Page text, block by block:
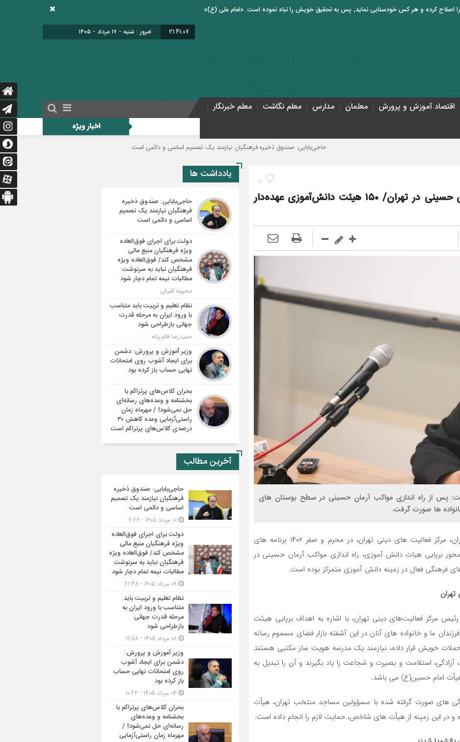
21:41:08 امروز : شنبه - ۱۷ مرداد - ۱۴۰۵
اقتصاد آموزش و پرورش معلمان مدارس معلم نگاشت
معلم خبرنگار
اخبار ویژه
حاجی‌بابایی: صندوق ذخیره فرهنگیان نیازمند یک تصمیم اساسی و دائمی است دولت برای اجرای فوق‌العاده ویژه فرهنگیان منبع مالی
16
استمرار مواکب آرمان حسینی تا اربعین حسینی در تهران/ ۱۵۰ هیئت دانش‌آموزی عهده‌دار
پس از راه اندازی مواکب آرمان حسینی در سطح بوستان های
ها صورت گرفت.
به گزارش خبرنگار پایگاه خبری تحلیلی رستا در تهران، مرکز فعالیت های دینی تهران، در محرم و صفر ۱۴۰۲ برنامه های
متنوعی را برگزار کرده که عمده این برنامه ها بر ۳ محور برپایی هیات دانش آموزی، راه اندازی مواکب آرمان حسینی در
فعال در زمینه دانش آموزی متمرکز بوده است.
مرکز فعالیت‌های دینی تهران، با اشاره به اهداف برپایی هیئت
ما و خانواده های آنان در این آشفته بازار فضای مسموم رسانه
خویش قرار داده، نیازمند یک مدرسه هویت ساز مکتبی هستند
استقامت و بصیرت و شجاعت را یاد بگیرند و آن را تبدیل به
امام حسین(ع) می باشد.
های صورت گرفته شده با مسؤولین مساجد منتخب تهران، هیأت
و در این زمینه از هیأت های شاخص، حمایت لازم را انجام داده است.
یادداشت ها
حاجی‌بابایی: صندوق ذخیره
فرهنگیان نیازمند یک تصمیم
اساسی و دائمی است
دولت برای اجرای فوق‌العاده
ویژه فرهنگیان منبع مالی
مشخص کند/ فوق‌العاده ویژه
فرهنگیان نباید به سرنوشت
مطالبات نیمه‌ تمام دچار شود
محبوبه اشرفی
نظام تعلیم و تربیت باید متناسب
با ورود ایران به مرحله قدرت
جهانی بازطراحی شود
حمیدرضا قائم پناه
وزیر آموزش و پرورش: دشمن
برای ایجاد آشوب روی امتحانات
نهایی حساب باز کرده بود
بحران کلاس‌های پرتراکم با
بخشنامه و وعده‌های رسانه‌ای
حل نمی‌شود! / مهرماه زمان
راستی‌آزمایی وعده کاهش ۳۰
درصدی کلاس‌های پرتراکم است
آخرین مطالب
حاجی‌بابایی: صندوق ذخیره
فرهنگیان نیازمند یک تصمیم
اساسی و دائمی است
دولت برای اجرای فوق‌العاده
ویژه فرهنگیان منبع مالی
مشخص کند/ فوق‌العاده ویژه
فرهنگیان نباید به سرنوشت
مطالبات نیمه‌ تمام دچار شود
نظام تعلیم و تربیت باید
متناسب با ورود ایران به
مرحله قدرت جهانی
بازطراحی شود
وزیر آموزش و پرورش:
دشمن برای ایجاد آشوب
روی امتحانات نهایی حساب
باز کرده بود
بحران کلاس‌های پرتراکم با
بخشنامه و وعده‌های
رسانه‌ای حل نمی‌شود! /
مهرماه زمان راستی‌آزمایی